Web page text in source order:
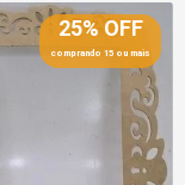
25% OFF
comprando 15 ou mais